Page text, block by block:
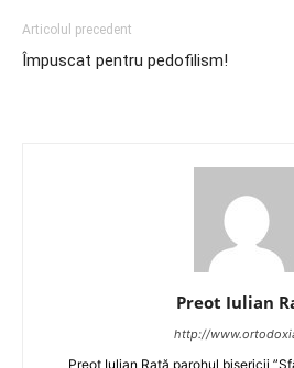
Articolul precedent
Împuscat pentru pedofilism!
Preot Iulian
http://
Preot Iulian Rață parohul bisericii